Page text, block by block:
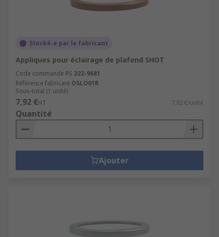
Stocké-e par le fabricant
Appliques pour éclairage de plafond SHOT
Code commande RS 222-9681
Référence fabricant OSLO01R
Sous-total (1 unité)
7,92 €HT 7,92 €/unité
Quantité
Ajouter